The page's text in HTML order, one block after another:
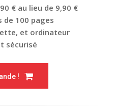
€ au lieu de 9,90 €
de 100 pages
et ordinateur
sécurisé
!